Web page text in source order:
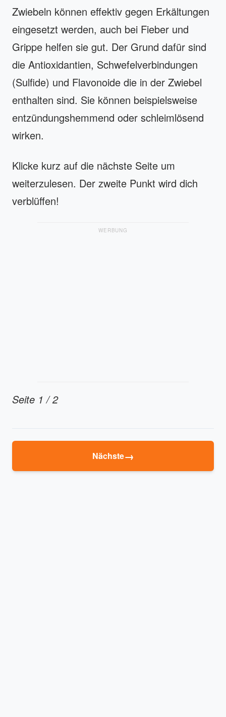
Zwiebeln können effektiv gegen Erkältungen
eingesetzt werden, auch bei Fieber und
Grippe helfen sie gut. Der Grund dafür sind
die Antioxidantien, Schwefelverbindungen
(Sulfide) und Flavonoide die in der Zwiebel
enthalten sind. Sie können beispielsweise
entzündungshemmend oder schleimlösend
wirken.
Klicke kurz auf die nächste Seite um
weiterzulesen. Der zweite Punkt wird dich
verblüffen!
WERBUNG
Seite 1 / 2
Nächste→